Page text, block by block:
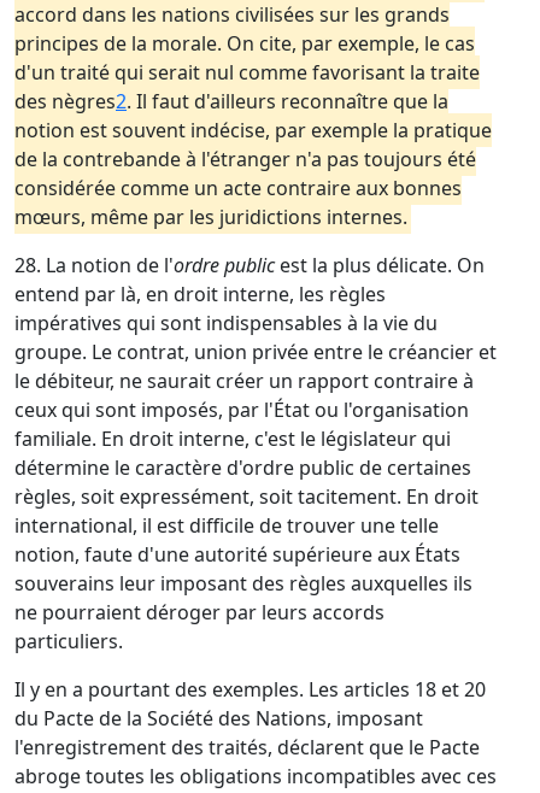
accord dans les nations civilisées sur les grands
principes de la morale. On cite, par exemple, le cas
d'un traité qui serait nul comme favorisant la traite
des nègres2. Il faut d'ailleurs reconnaître que la
notion est souvent indécise, par exemple la pratique
de la contrebande à l'étranger n'a pas toujours été
considérée comme un acte contraire aux bonnes
mœurs, même par les juridictions internes.
28. La notion de l'ordre publicest la plus délicate. On
entend par là, en droit interne, les règles
impératives qui sont indispensables à la vie du
groupe. Le contrat, union privée entre le créancier et
le débiteur, ne saurait créer un rapport contraire à
ceux qui sont imposés, par l'État ou l'organisation
familiale. En droit interne, c'est le législateur qui
détermine le caractère d'ordre public de certaines
règles, soit expressément, soit tacitement. En droit
international, il est difficile de trouver une telle
notion, faute d'une autorité supérieure aux États
souverains leur imposant des règles auxquelles ils
ne pourraient déroger par leurs accords
particuliers.
Il y en a pourtant des exemples. Les articles 18 et 20
du Pacte de la Société des Nations, imposant
l'enregistrement des traités, déclarent que le Pacte
abroge toutes les obligations incompatibles avec ces